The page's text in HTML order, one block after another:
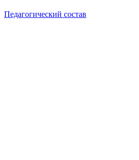
Педагогический состав